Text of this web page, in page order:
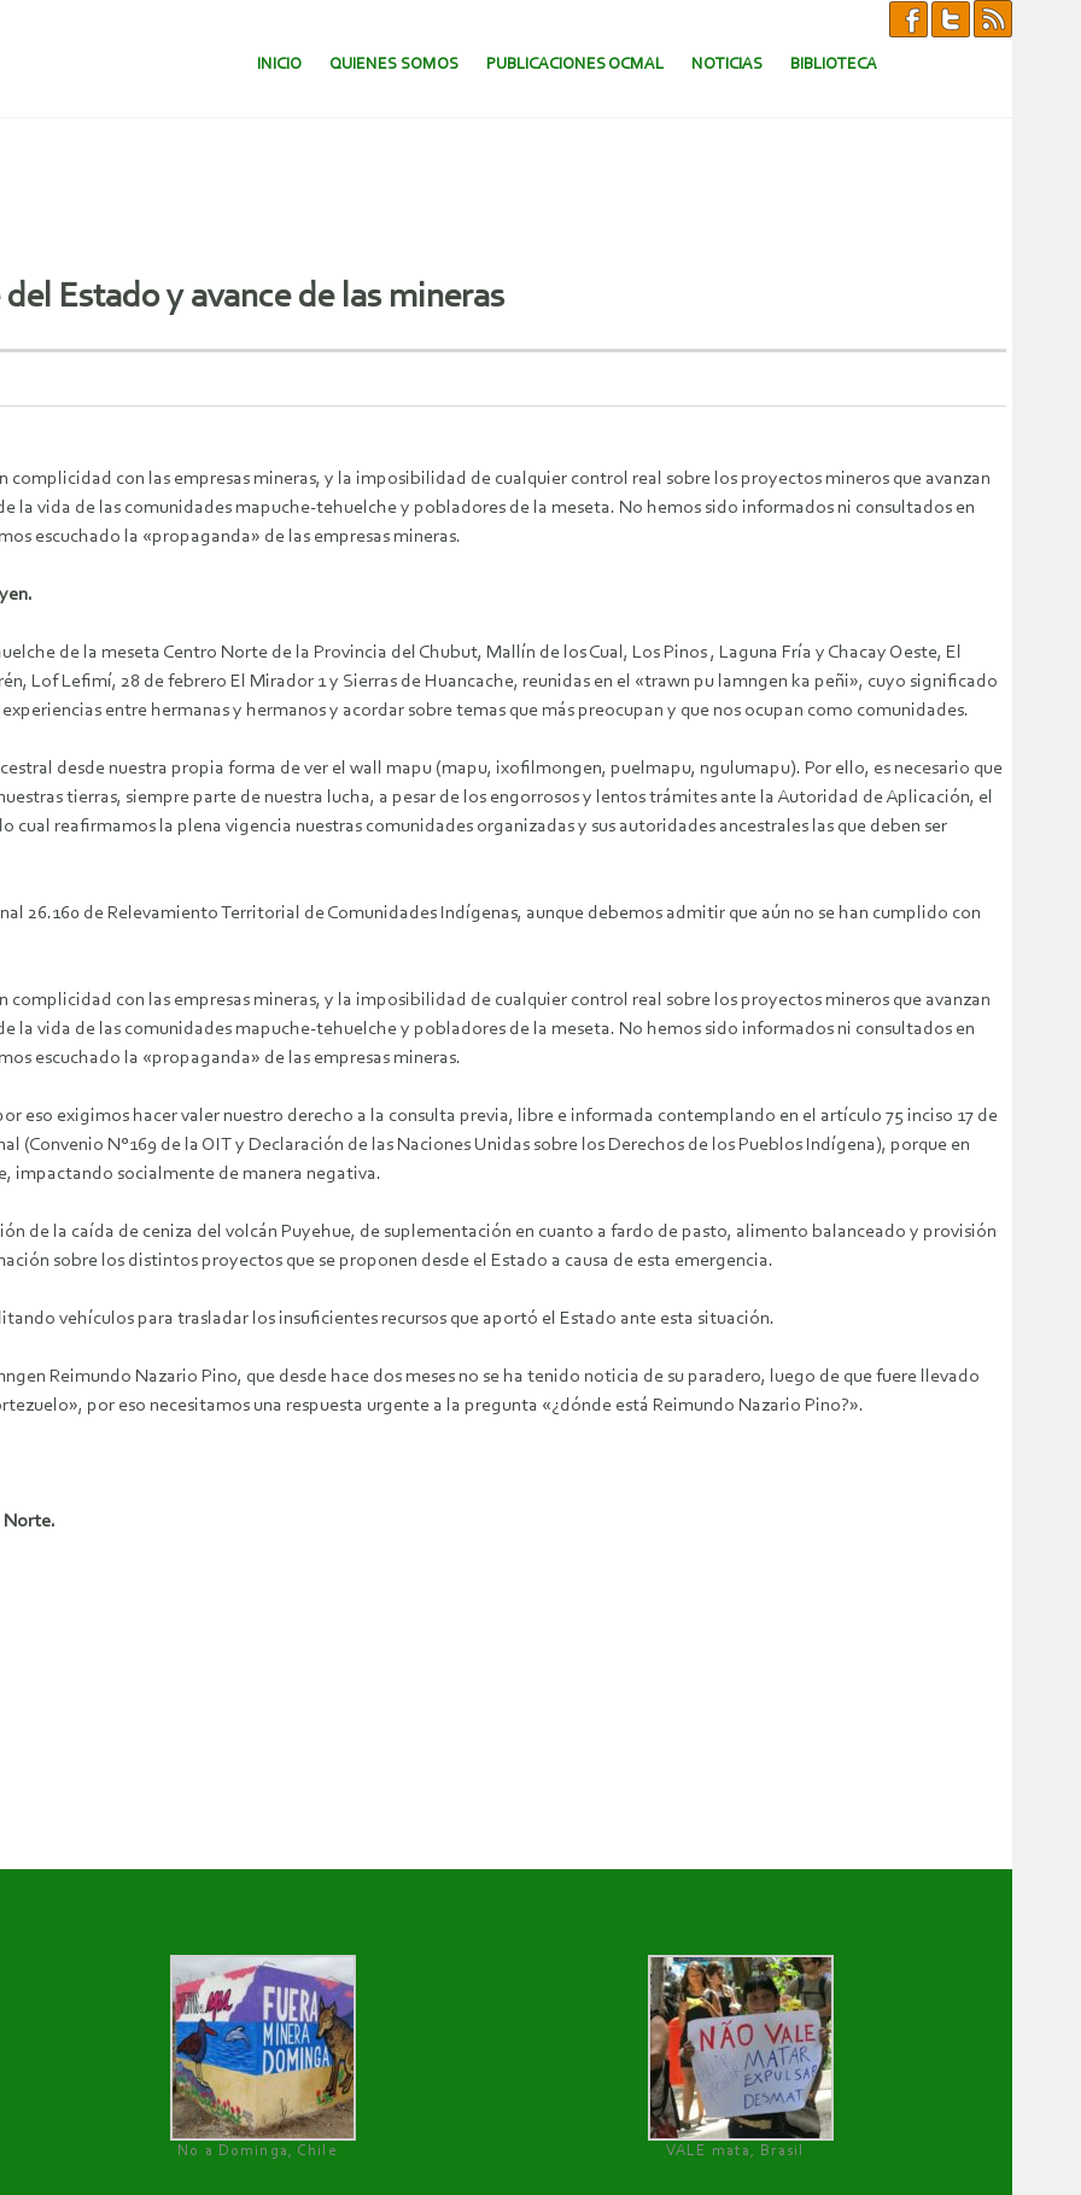
SALTAR AL CONTENIDO.
INICIO QUIENES SOMOS PUBLICACIONES OCMAL NOTICIAS BIBLIOTECA
Estado y avance de las mineras
con las empresas mineras, y la imposibilidad de cualquier control real sobre los proyectos mineros que avanzan
la vida de las comunidades mapuche-tehuelche y pobladores de la meseta. No hemos sido informados ni consultados en
escuchado la «propaganda» de las empresas mineras.
de la meseta Centro Norte de la Provincia del Chubut, Mallín de los Cual, Los Pinos , Laguna Fría y Chacay Oeste, El
Lof Lefimí, 28 de febrero El Mirador 1 y Sierras de Huancache, reunidas en el «trawn pu lamngen ka peñi», cuyo significado
entre hermanas y hermanos y acordar sobre temas que más preocupan y que nos ocupan como comunidades.
desde nuestra propia forma de ver el wall mapu (mapu, ixofilmongen, puelmapu, ngulumapu). Por ello, es necesario que
tierras, siempre parte de nuestra lucha, a pesar de los engorrosos y lentos trámites ante la Autoridad de Aplicación, el
reafirmamos la plena vigencia nuestras comunidades organizadas y sus autoridades ancestrales las que deben ser
26.160 de Relevamiento Territorial de Comunidades Indígenas, aunque debemos admitir que aún no se han cumplido con
con las empresas mineras, y la imposibilidad de cualquier control real sobre los proyectos mineros que avanzan
la vida de las comunidades mapuche-tehuelche y pobladores de la meseta. No hemos sido informados ni consultados en
escuchado la «propaganda» de las empresas mineras.
eso exigimos hacer valer nuestro derecho a la consulta previa, libre e informada contemplando en el artículo 75 inciso 17 de
(Convenio N°169 de la OIT y Declaración de las Naciones Unidas sobre los Derechos de los Pueblos Indígena), porque en
impactando socialmente de manera negativa.
de la caída de ceniza del volcán Puyehue, de suplementación en cuanto a fardo de pasto, alimento balanceado y provisión
sobre los distintos proyectos que se proponen desde el Estado a causa de esta emergencia.
vehículos para trasladar los insuficientes recursos que aportó el Estado ante esta situación.
Reimundo Nazario Pino, que desde hace dos meses no se ha tenido noticia de su paradero, luego de que fuere llevado
por eso necesitamos una respuesta urgente a la pregunta «¿dónde está Reimundo Nazario Pino?».
Norte.
No a Dominga, Chile
VALE mata, Brasil